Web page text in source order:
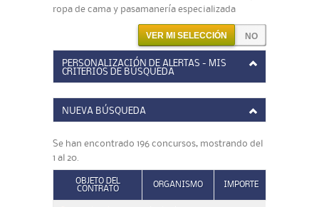
ropa de cama y pasamanería especializada
VER MI SELECCIÓN
PERSONALIZACIÓN DE ALERTAS - MIS
CRITERIOS DE BÚSQUEDA
NUEVA BÚSQUEDA
Se han encontrado 196 concursos, mostrando del
1 al 20.
OBJETO DEL
CONTRATO
ORGANISMO IMPORTE